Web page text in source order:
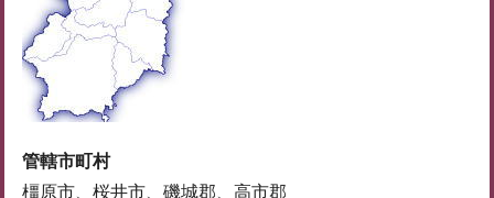
管轄市町村
橿原市、桜井市、磯城郡、高市郡